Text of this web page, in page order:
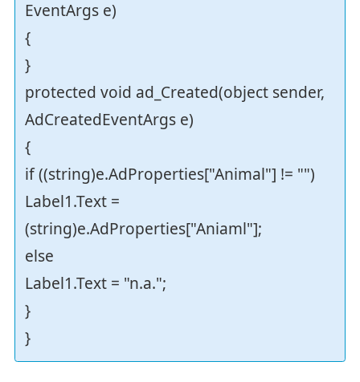
EventArgs e)
{
}
protected void ad_Created(object sender,
AdCreatedEventArgs e)
{
if ((string)e.AdProperties["Animal"] != "")
Label1.Text =
(string)e.AdProperties["Aniaml"];
else
Label1.Text = "n.a.";
}
}